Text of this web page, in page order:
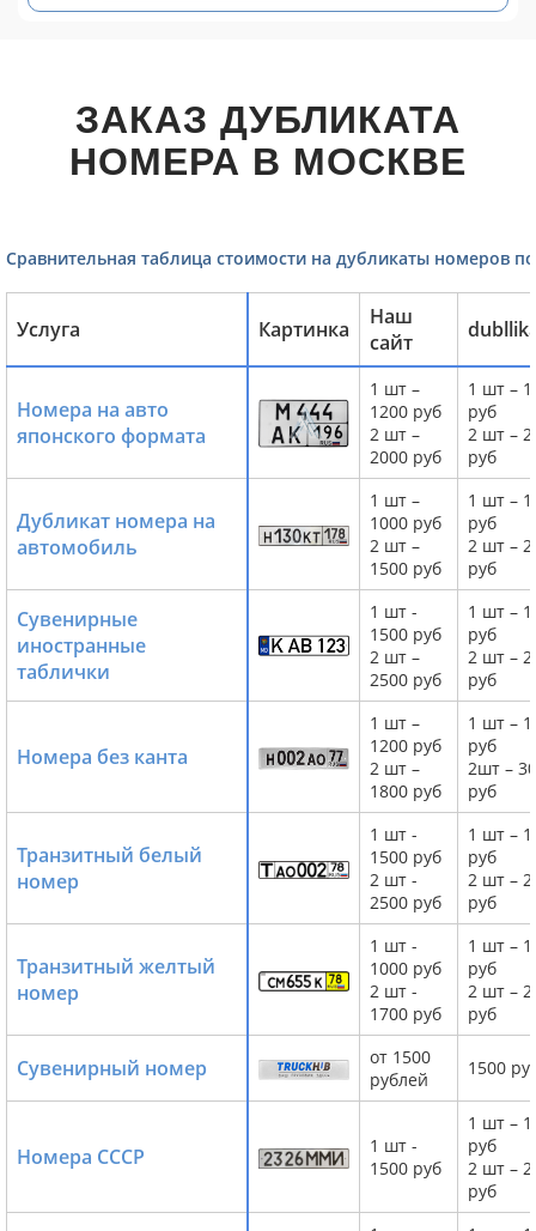
ЗАКАЗ ДУБЛИКАТА
НОМЕРА В МОСКВЕ
Сравнительная таблица стоимости на дубликаты номеров
Услуга Картинка
Наш
сайт
Номера на авто
японского формата
1 шт –
1200 руб
2 шт –
2000 руб
1 шт –
руб
2 шт –
руб
Дубликат номера на
автомобиль
1 шт –
1000 руб
2 шт –
1500 руб
1 шт –
руб
2 шт –
руб
Сувенирные
иностранные
таблички
1 шт -
1500 руб
2 шт –
2500 руб
1 шт –
руб
2 шт –
руб
Номера без канта
1 шт –
1200 руб
2 шт –
1800 руб
1 шт –
руб
2шт –
руб
Транзитный белый
номер
1 шт -
1500 руб
2 шт -
2500 руб
1 шт –
руб
2 шт –
руб
Транзитный желтый
номер
1 шт -
1000 руб
2 шт -
1700 руб
1 шт –
руб
2 шт –
руб
Сувенирный номер
от 1500
рублей
1500
Номера СССР
1 шт -
1500 руб
1 шт –
руб
2 шт –
руб